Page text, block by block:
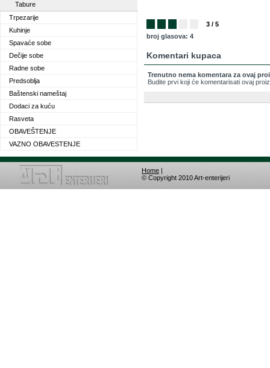
Tabure
Trpezarije
Kuhinje
Spavaće sobe
Dečije sobe
Radne sobe
Predsoblja
Baštenski nameštaj
Dodaci za kuću
Rasveta
OBAVEŠTENJE
VAZNO OBAVESTENJE
3 / 5
broj glasova: 4
Komentari kupaca
Trenutno nema komentara za ovaj
Budite prvi koji će komentarisati ovaj
Home |
© Copyright 2010 Art-enterijeri